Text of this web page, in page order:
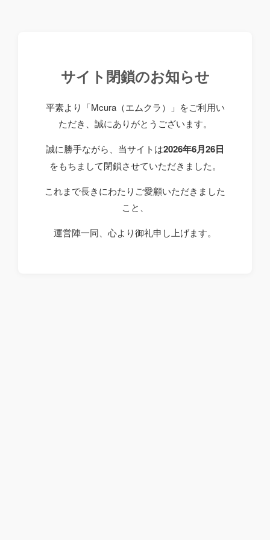
サイト閉鎖のお知らせ
平素より「Mcura（エムクラ）」をご利用い
ただき、誠にありがとうございます。
誠に勝手ながら、当サイトは2026年6月26日
をもちまして閉鎖させていただきました。
これまで長きにわたりご愛顧いただきました
こと、
運営陣一同、心より御礼申し上げます。